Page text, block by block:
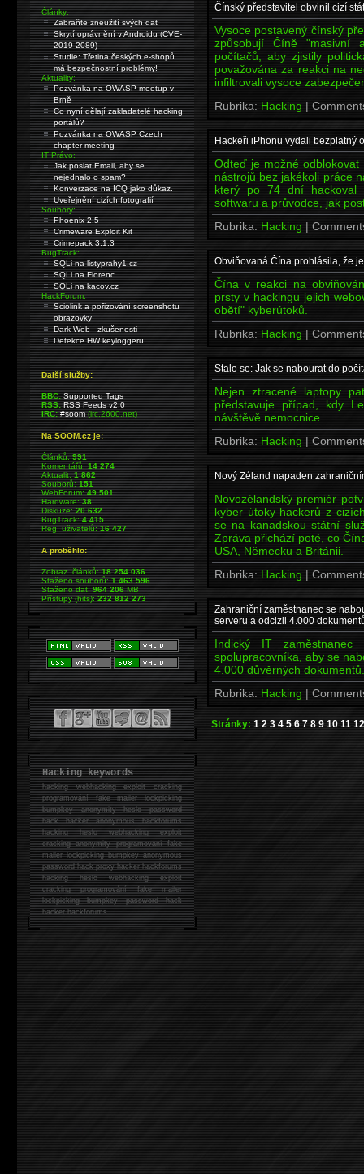
Čínský představitel obvinil cizí
Vysoce postavený čínský
způsobují Číně "masivní
počítačů, aby zjistily
považována za reakci na
infiltrovali vysoce
Rubrika: Hacking |
Hackeři iPhonu vydali bezplatný
Odteď je možné
nástrojů bez jakékoli práce
který po 74 dní hackoval
softwaru a průvodce, jak
Rubrika: Hacking |
Obviňovaná Čína prohlásila, že
Čína v reakci na
prsty v hackingu jejich
obětí" kyberútoků.
Rubrika: Hacking |
Stalo se: Jak se nabourat do
Nejen ztracené laptopy
představuje případ, kdy
návštěvě nemocnice.
Rubrika: Hacking |
Nový Zéland napaden
Novozélandský premiér
kyber útoky hackerů z
se na kanadskou státní
Zpráva přichází poté, co
USA, Německu a Británii.
Rubrika: Hacking |
Zahraniční zaměstnanec se
serveru a odcizil 4.000
Indický IT
spolupracovníka, aby se
4.000 důvěrných dokumentů.
Rubrika: Hacking |
Stránky: 1 2 3 4 5 6 7 8 9 10 11 12
Články:
Zabraňte zneužití svých dat
Skrytí oprávnění v Androidu (CVE-
2019-2089)
Studie: Třetina českých e-shopů
má bezpečnostní problémy!
Aktuality:
Pozvánka na OWASP meetup v
Brně
Co nyní dělají zakladatelé hacking
portálů?
Pozvánka na OWASP Czech
chapter meeting
IT Právo:
Jak poslat Email, aby se
nejednalo o spam?
Konverzace na ICQ jako důkaz.
Uveřejnění cizích fotografií
Soubory:
Phoenix 2.5
Crimeware Exploit Kit
Crimepack 3.1.3
BugTrack:
SQLi na listyprahy1.cz
SQLi na Florenc
SQLi na kacov.cz
HackForum:
Sciolink a pořizování screenshotu
obrazovky
Dark Web - zkušenosti
Detekce HW keyloggeru
Další služby:
BBC: Supported Tags
RSS: RSS Feeds v2.0
IRC: #soom(irc.2600.net)
Na SOOM.cz je:
Článků:991
Komentářů:14 274
Aktualit:1 862
Souborů:151
WebForum:49 501
Hardware:38
Diskuze:20 632
BugTrack:4 415
Reg. uživatelů:16 427
A proběhlo:
Zobraz. článků:18 254 036
Staženo souborů:1 463 596
Staženo dat:964 206MB
Přístupy (hits):232 812 273
Hacking keywords
hackingwebhacking exploit cracking
programování fake mailer lockpicking
bumpkey anonymity heslo password
hackhacker anonymous hackforums
hackingheslo webhacking exploit
cracking anonymity programování fake
mailer lockpicking bumpkey anonymous
password hack proxy hacker hackforums
hacking heslo webhacking exploit
cracking programování fake mailer
lockpicking bumpkey password hack
hackerhackforums